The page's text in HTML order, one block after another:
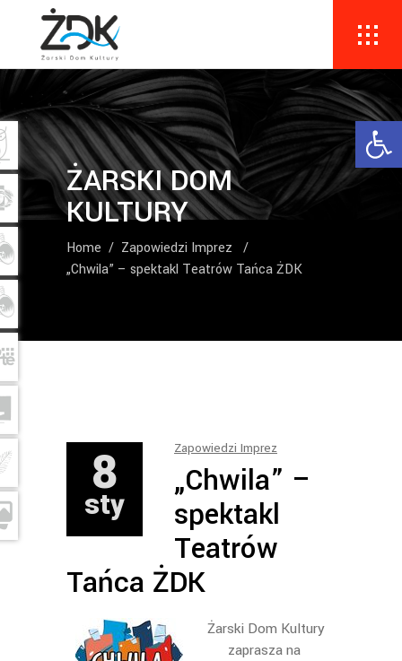
ŻARSKI DOM
KULTURY
Home / Zapowiedzi Imprez
/
„Chwila” – spektakl Teatrów Tańca ŻDK
8
sty
Zapowiedzi Imprez
„Chwila” –
spektakl
Teatrów
Tańca ŻDK
Żarski Dom Kultury
zaprasza na